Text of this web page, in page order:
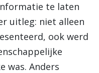
te laten
uitleg: niet alleen
ook werd
was. Anders